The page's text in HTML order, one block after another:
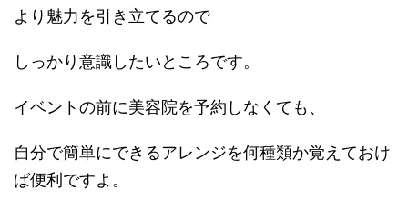
より魅力を引き立てるので
しっかり意識したいところです。
イベントの前に美容院を予約しなくても、
自分で簡単にできるアレンジを何種類か覚えておけ
ば便利ですよ。